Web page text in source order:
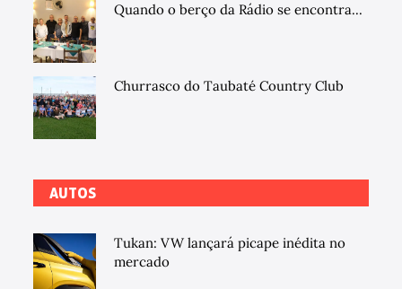
Quando o berço da Rádio se encontra...
Churrasco do Taubaté Country Club
AUTOS
Tukan: VW lançará picape inédita no
mercado